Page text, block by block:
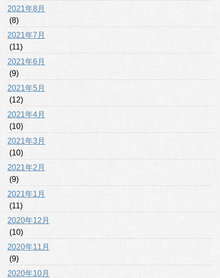
2021年8月
(8)
2021年7月
(11)
2021年6月
(9)
2021年5月
(12)
2021年4月
(10)
2021年3月
(10)
2021年2月
(9)
2021年1月
(11)
2020年12月
(10)
2020年11月
(9)
2020年10月